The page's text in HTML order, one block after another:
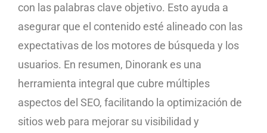
con las palabras clave objetivo. Esto ayuda a
asegurar que el contenido esté alineado con las
expectativas de los motores de búsqueda y los
usuarios. En resumen, Dinorank es una
herramienta integral que cubre múltiples
aspectos del SEO, facilitando la optimización de
sitios web para mejorar su visibilidad y